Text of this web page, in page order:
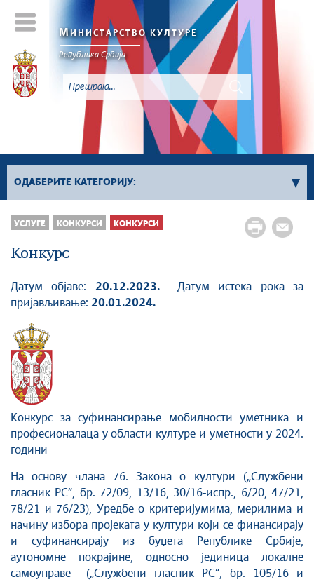
МИНИСТАРСТВО КУЛТУРЕ
Републикa Србијa
ОДАБЕРИТЕ КАТЕГОРИЈУ:
Сви конкурси
Сектор за савремено стваралаштво и
Сектор за међународне односе и европске
интеграције у области културе
Сектор за дигитализацију културног наслеђа и
савременог стваралаштва
УСЛУГЕ КОНКУРСИ КОНКУРСИ
Конкурс
Датум објаве: 20.12.2023.Датум истека рока за
пријављивање: 20.01.2024.
Конкурс за суфинансирање мобилности уметника и
професионалаца у области културе и уметности у 2024.
години
На основу члана 76. Закона о култури („Службени
гласник РС”, бр. 72/09, 13/16, 30/16-испр., 6/20, 47/21,
78/21 и 76/23), Уредбе о критеријумима, мерилима и
начину избора пројеката у култури који се финансирају
и суфинансирају из буџета Републике Србије,
аутономне покрајине, односно јединица локалне
самоуправе („Службени гласник РС”, бр. 105/16 и